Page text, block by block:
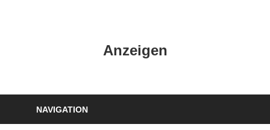
Anzeigen
NAVIGATION